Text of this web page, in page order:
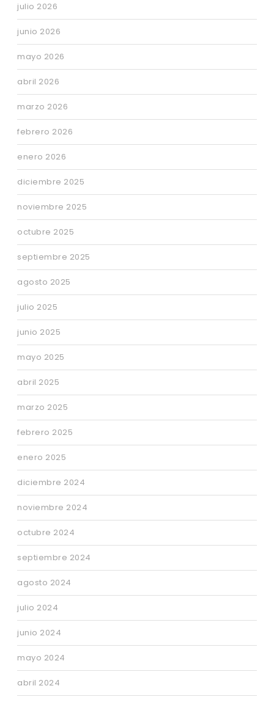
julio 2026
junio 2026
mayo 2026
abril 2026
marzo 2026
febrero 2026
enero 2026
diciembre 2025
noviembre 2025
octubre 2025
septiembre 2025
agosto 2025
julio 2025
junio 2025
mayo 2025
abril 2025
marzo 2025
febrero 2025
enero 2025
diciembre 2024
noviembre 2024
octubre 2024
septiembre 2024
agosto 2024
julio 2024
junio 2024
mayo 2024
abril 2024